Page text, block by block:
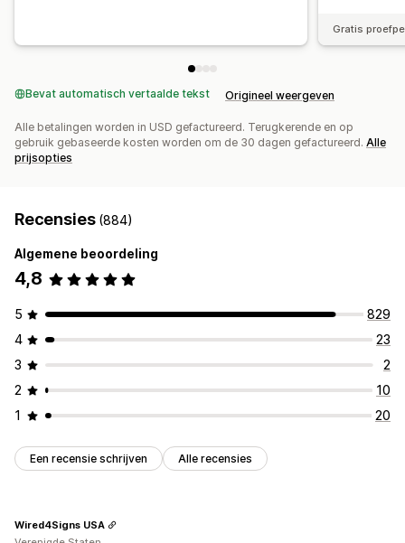
Gratis
Bevat automatisch vertaalde tekst Origineel weergeven
Alle betalingen worden in USD gefactureerd. Terugkerende en op
gebruik gebaseerde kosten worden om de 30 dagen gefactureerd. Alle
prijsopties
Recensies (884)
Algemene beoordeling
4,8
5
829
4
23
3
2
2
10
1
20
Een recensie schrijven Alle recensies
Wired4Signs USA